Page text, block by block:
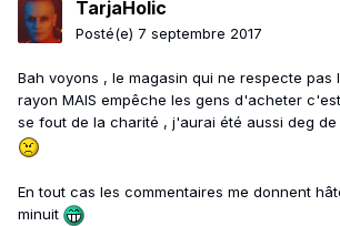
TarjaHolic
Posté(e) 7 septembre 2017
Bah voyons , le magasin qui ne respecte pas
rayon MAIS empêche les gens d'acheter
se fout de la charité , j'aurai été aussi deg
En tout cas les commentaires me donnent
minuit